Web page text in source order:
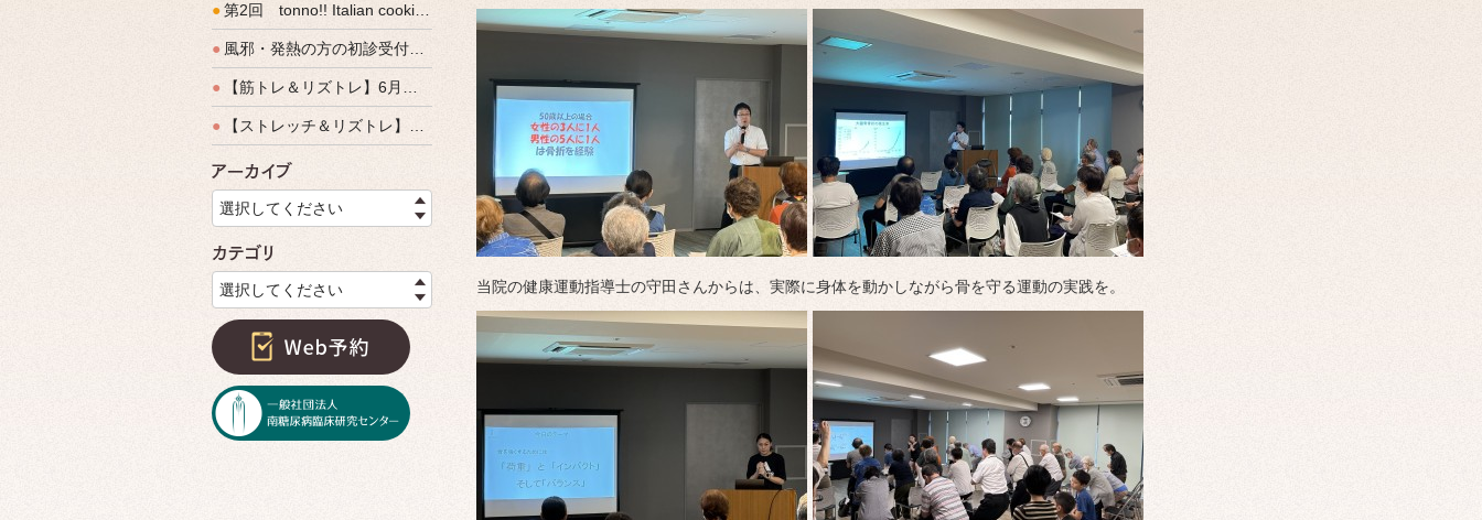
●第2回 tonno!! Italian cooking 開催しました
● 風邪・発熱の方の初診受付（発熱外来）、始めます
● 【筋トレ＆リズトレ】6月特別運動教室開催のご案内
● 【ストレッチ＆リズトレ】特別運動教室開催のご案内
アーカイブ
選択してください
カテゴリ
選択してください
当院の健康運動指導士の守田さんからは、実際に身体を動かしながら骨を守る運動の実践を。